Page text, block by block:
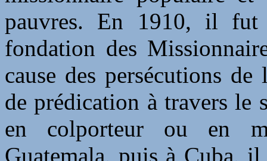
pauvres. En 1910, il fut
fondation des
cause des persécutions
de prédication à travers le
en colporteur ou en
Guatemala, puis à Cuba,